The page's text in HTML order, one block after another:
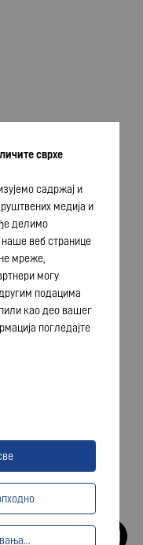
сврхе
садржај и
медија и
делимо
веб странице
мреже,
могу
подацима
као део вашег
погледајте
...